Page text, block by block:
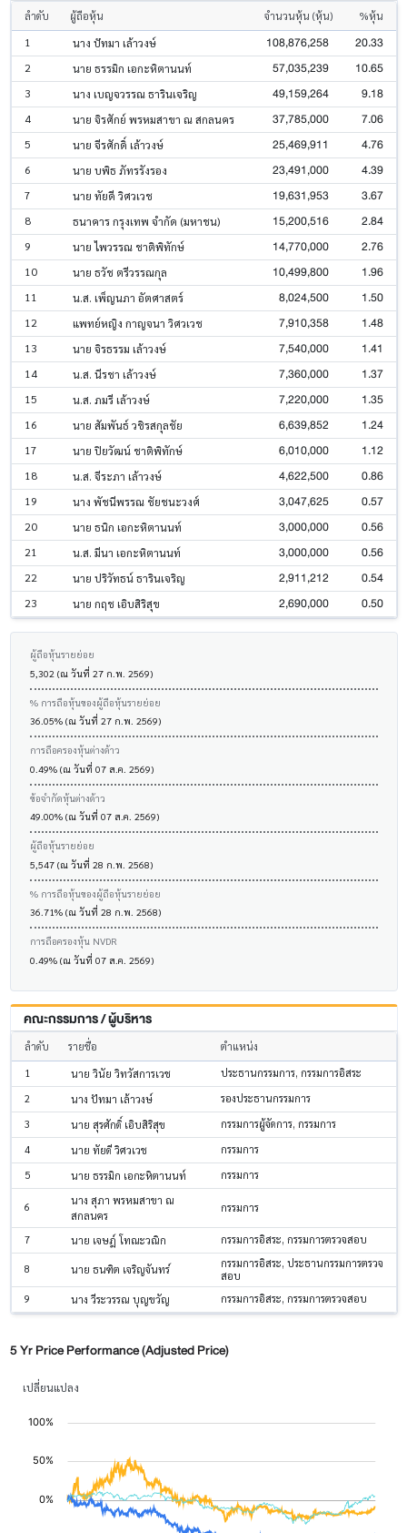
ลำดับ ผู้ถือหุ้น จำนวนหุ้น (หุ้น) %หุ้น
1 นาง ปัทมา เล้าวงษ์ 108,876,258 20.33
2 นาย ธรรมิก เอกะหิตานนท์ 57,035,239 10.65
3 นาง เบญจวรรณ ธารินเจริญ 49,159,264 9.18
4 นาย จิรศักย์ พรหมสาขา ณ สกลนคร 37,785,000 7.06
5 นาย จีรศักดิ์ เล้าวงษ์ 25,469,911 4.76
6 นาย บพิธ ภัทรรังรอง 23,491,000 4.39
7 นาย ทัยดี วิศวเวช 19,631,953 3.67
8 ธนาคาร กรุงเทพ จำกัด (มหาชน) 15,200,516 2.84
9 นาย ไพวรรณ ชาติพิทักษ์ 14,770,000 2.76
10 นาย ธวัช ตรีวรรณกุล 10,499,800 1.96
11 น.ส. เพ็ญนภา อัตศาสตร์ 8,024,500 1.50
12 แพทย์หญิง กาญจนา วิศวเวช 7,910,358 1.48
13 นาย จิรธรรม เล้าวงษ์ 7,540,000 1.41
14 น.ส. นีรชา เล้าวงษ์ 7,360,000 1.37
15 น.ส. ภมรี เล้าวงษ์ 7,220,000 1.35
16 นาย สัมพันธ์ วชิรสกุลชัย 6,639,852 1.24
17 นาย ปิยวัฒน์ ชาติพิทักษ์ 6,010,000 1.12
18 น.ส. จีระภา เล้าวงษ์ 4,622,500 0.86
19 นาง พัชนีพรรณ ชัยชนะวงศ์ 3,047,625 0.57
20 นาย ธนิก เอกะหิตานนท์ 3,000,000 0.56
21 น.ส. มีนา เอกะหิตานนท์ 3,000,000 0.56
22 นาย ปริวัทธน์ ธารินเจริญ 2,911,212 0.54
23 นาย กฤช เอิบสิริสุข 2,690,000 0.50
ผู้ถือหุ้นรายย่อย
5,302 (ณ วันที่ 27 ก.พ. 2569)
% การถือหุ้นของผู้ถือหุ้นรายย่อย
36.05% (ณ วันที่ 27 ก.พ. 2569)
การถือครองหุ้นต่างด้าว
0.49% (ณ วันที่ 07 ส.ค. 2569)
ข้อจำกัดหุ้นต่างด้าว
49.00% (ณ วันที่ 07 ส.ค. 2569)
ผู้ถือหุ้นรายย่อย
5,547 (ณ วันที่ 28 ก.พ. 2568)
% การถือหุ้นของผู้ถือหุ้นรายย่อย
36.71% (ณ วันที่ 28 ก.พ. 2568)
การถือครองหุ้น NVDR
0.49% (ณ วันที่ 07 ส.ค. 2569)
คณะกรรมการ / ผู้บริหาร
ลำดับ รายชื่อ
ตำแหน่ง
1
นาย วินัย วิทวัสการเวช
ประธานกรรมการ, กรรมการอิสระ
2
นาง ปัทมา เล้าวงษ์
รองประธานกรรมการ
3
นาย สุรศักดิ์ เอิบสิริสุข
กรรมการผู้จัดการ, กรรมการ
4
นาย ทัยดี วิศวเวช
กรรมการ
5
นาย ธรรมิก เอกะหิตานนท์ กรรมการ
6
นาง สุภา พรหมสาขา ณ
สกลนคร
กรรมการ
7 นาย เจษฎ์ โทณะวณิก กรรมการอิสระ, กรรมการตรวจสอบ
8 นาย ธนฑิต เจริญจันทร์
กรรมการอิสระ, ประธานกรรมการตรวจ
สอบ
9
นาง วีระวรรณ บุญขวัญ กรรมการอิสระ, กรรมการตรวจสอบ
5 Yr Price Performance (Adjusted Price)
เปลี่ยนแปลง